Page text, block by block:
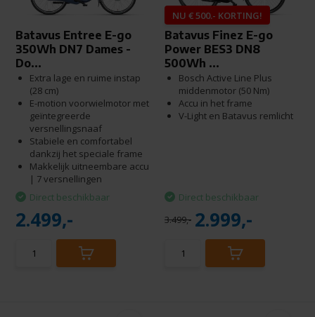
Batavus Entree E-go
350Wh DN7 Dames -
Do...
Extra lage en ruime instap
(28 cm)
E-motion voorwielmotor met
geïntegreerde
versnellingsnaaf
Stabiele en comfortabel
dankzij het speciale frame
Makkelijk uitneembare accu
| 7 versnellingen
Direct beschikbaar
2.499,-
NU € 500.- KORTING!
Batavus Finez E-go
Power BES3 DN8
500Wh ...
Bosch Active Line Plus
middenmotor (50 Nm)
Accu in het frame
V-Light en Batavus remlicht
Direct beschikbaar
3.499,- 2.999,-